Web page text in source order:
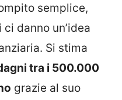
semplice,
danno un’idea
Si stima
tra i 500.000
grazie al suo